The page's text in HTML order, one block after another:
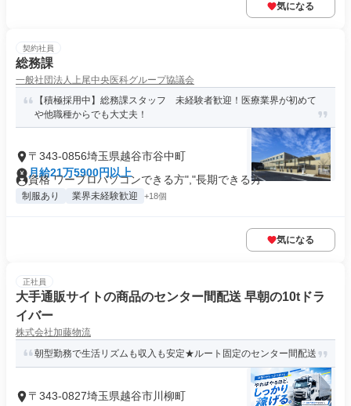
気になる
契約社員
総務課
一般社団法人上尾中央医科グループ協議会
【積極採用中】総務課スタッフ 未経験者歓迎！医療業界が初めて
や他職種からでも大丈夫！
〒343-0856埼玉県越谷市谷中町
月給21万5900円以上
資格 ワープロパソコンできる方","長期できる方"
制服あり 業界未経験歓迎 +18個
気になる
正社員
大手通販サイトの商品のセンター間配送 早朝の10tドラ
イバー
株式会社加藤物流
朝型勤務で生活リズムも収入も安定★ルート固定のセンター間配送
〒343-0827埼玉県越谷市川柳町